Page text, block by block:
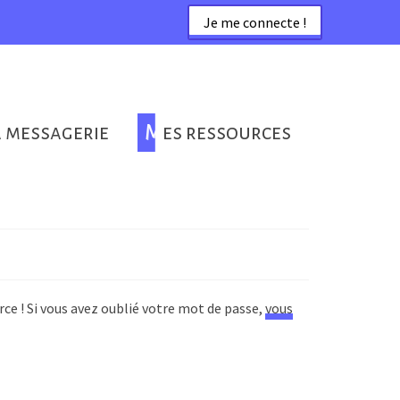
Je me connecte !
messagerie Mes ressources
! Si vous avez oublié votre mot de passe, vous